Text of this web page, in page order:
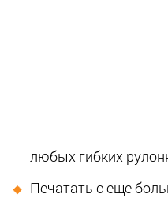
любых гибких
Печатать с еще